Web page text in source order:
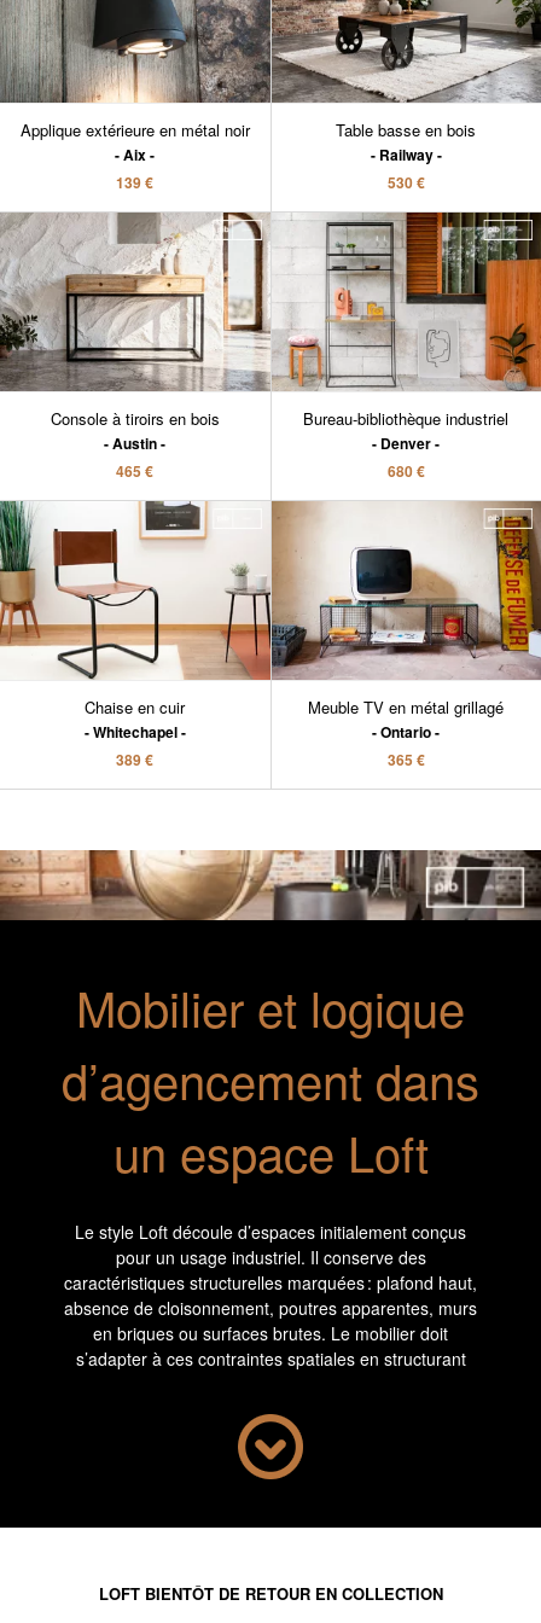
Applique extérieure en métal noir
Aix
139 €
Table basse en bois
Railway
530 €
Console à tiroirs en bois
Austin
465 €
Bureau-bibliothèque industriel
Denver
680 €
Chaise en cuir
Whitechapel
389 €
Meuble TV en métal grillagé
Ontario
365 €
Mobilier et logique
d’agencement dans
un espace Loft
Le style Loft découle d’espaces initialement conçus
pour un usage industriel. Il conserve des
caractéristiques structurelles marquées : plafond haut,
absence de cloisonnement, poutres apparentes, murs
en briques ou surfaces brutes. Le mobilier doit
s’adapter à ces contraintes spatiales en structurant
grand format pour ne pas se perdre dans le volume.
Les assises, tables ou rangements jouent un rôle de
repère visuel, parfois en combinant fonctions et usages.
Dans un Loft, un meuble peut aussi faire office de
Matériaux et formes
LOFT BIENTÔT DE RETOUR EN COLLECTION